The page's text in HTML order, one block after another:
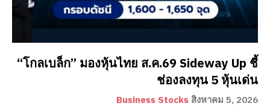
“โกลเบล็ก” มองหุ้นไทย ส.ค.69 Sideway Up ชี้
ช่องลงทุน 5 หุ้นเด่น
Business Stocks สิงหาคม 5, 2026